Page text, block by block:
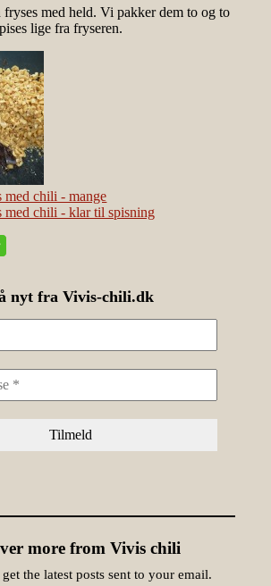
fryses med held. Vi pakker dem to og to
lige fra fryseren.
nyt fra Vivis-chili.dk
more from Vivis chili
the latest posts sent to your email.